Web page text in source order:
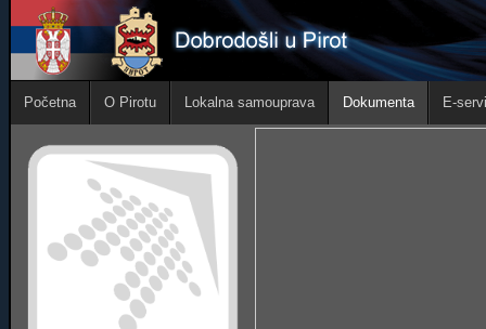
Početna O Pirotu Lokalna samouprava Dokumenta E-